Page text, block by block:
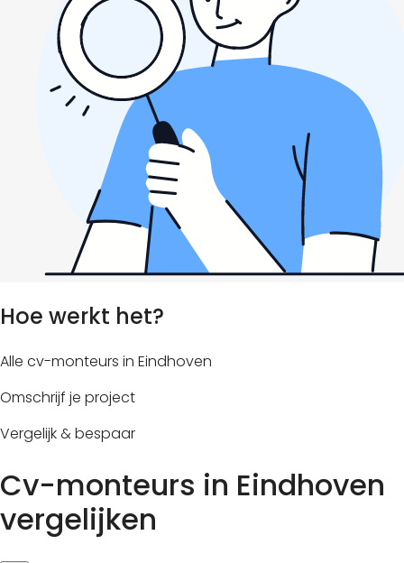
Hoe werkt het?
Alle cv-monteurs in Eindhoven
Omschrijf je project
Vergelijk & bespaar
Cv-monteurs in Eindhoven
vergelijken